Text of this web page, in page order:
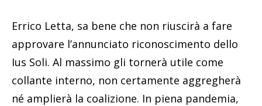
Errico Letta, sa bene che non riuscirà a fare
approvare l’annunciato riconoscimento dello
Ius Soli. Al massimo gli tornerà utile come
collante interno, non certamente aggregherà
né amplierà la coalizione. In piena pandemia,